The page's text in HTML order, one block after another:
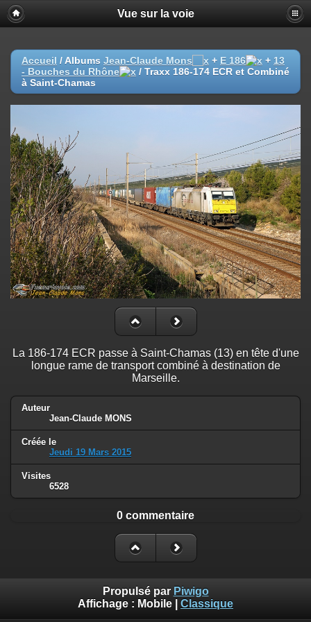
Vue sur la voie
Accueil / Albums Jean-Claude Mons + E 186 + 13
- Bouches du Rhône
/ Traxx 186-174 ECR et Combiné
à Saint-Chamas
La 186-174 ECR passe à Saint-Chamas (13) en tête d'une
longue rame de transport combiné à destination de
Marseille.
Auteur
Jean-Claude MONS
Créée le
Jeudi 19 Mars 2015
Visites
6528
0 commentaire
Propulsé par Piwigo
Affichage : Mobile Classique